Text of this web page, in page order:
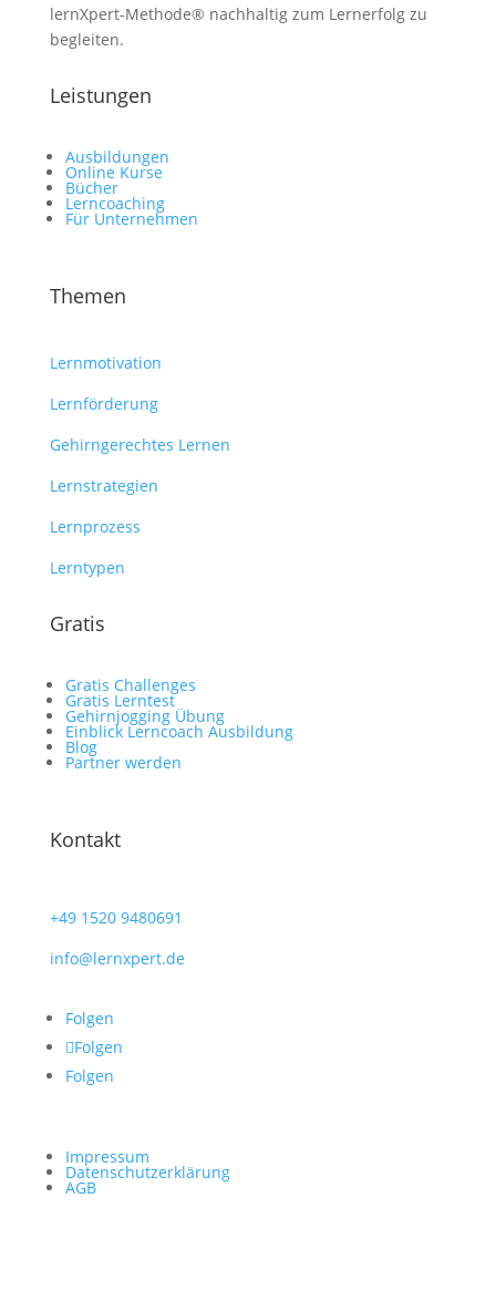
lernXpert-Methode® nachhaltig zum Lernerfolg zu
begleiten.
Leistungen
Ausbildungen
Online Kurse
Bücher
Lerncoaching
Für Unternehmen
Themen
Lernmotivation
Lernförderung
Gehirngerechtes Lernen
Lernstrategien
Lernprozess
Lerntypen
Gratis
Gratis Challenges
Gratis Lerntest
Gehirnjogging Übung
Einblick Lerncoach Ausbildung
Blog
Partner werden
Kontakt
+49 1520 9480691
info@lernxpert.de
Folgen
Folgen
Folgen
Impressum
Datenschutzerklärung
AGB